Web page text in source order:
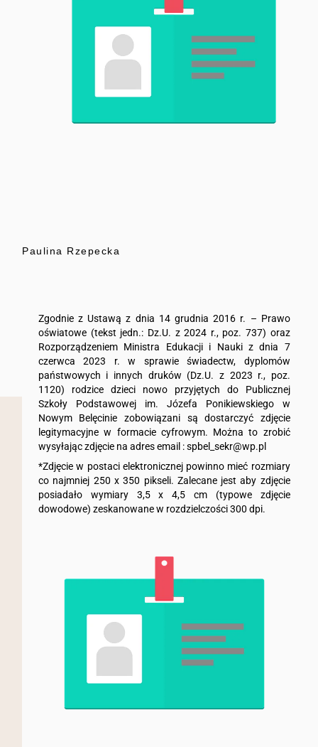
Paulina Rzepecka
Zgodnie z Ustawą z dnia 14 grudnia 2016 r. – Prawo
oświatowe (tekst jedn.: Dz.U. z 2024 r., poz. 737) oraz
Rozporządzeniem Ministra Edukacji i Nauki z dnia 7
czerwca 2023 r. w sprawie świadectw, dyplomów
państwowych i innych druków (Dz.U. z 2023 r., poz.
1120) rodzice dzieci nowo przyjętych do Publicznej
Szkoły Podstawowej im. Józefa Ponikiewskiego w
Nowym Belęcinie zobowiązani są dostarczyć zdjęcie
legitymacyjne w formacie cyfrowym. Można to zrobić
wysyłając zdjęcie na adres email : spbel_sekr@wp.pl
*Zdjęcie w postaci elektronicznej powinno mieć rozmiary
co najmniej 250 x 350 pikseli. Zalecane jest aby zdjęcie
posiadało wymiary 3,5 x 4,5 cm (typowe zdjęcie
dowodowe) zeskanowane w rozdzielczości 300 dpi.